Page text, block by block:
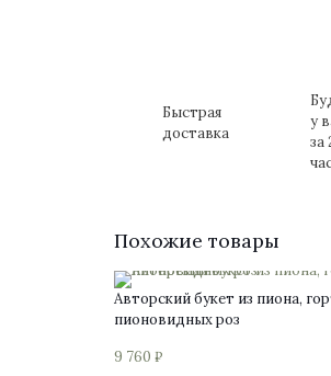
Быстрая
доставка
у
за
Похожие товары
Авторский букет из пиона,
пионовидных роз
9 760 ₽